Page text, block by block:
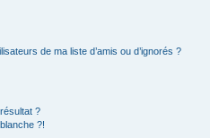
de ma liste d’amis ou d’ignorés ?
?
?!